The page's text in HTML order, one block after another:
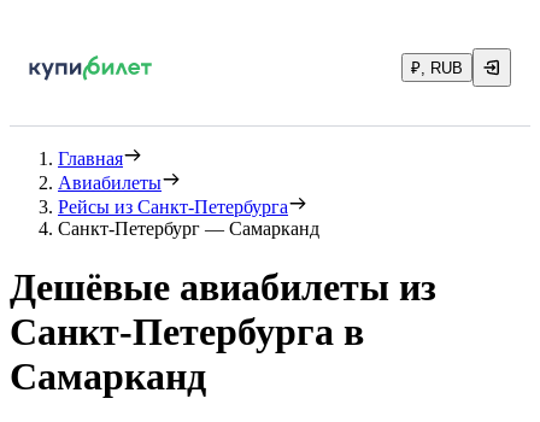
₽, RUB
Главная
Авиабилеты
Рейсы из Санкт-Петербурга
Санкт-Петербург — Самарканд
Дешёвые авиабилеты из
Санкт-Петербурга в
Самарканд